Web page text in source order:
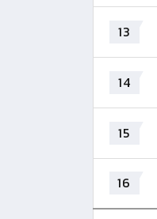
13
14
15
16